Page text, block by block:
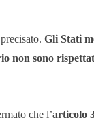
Gli Stati
non sono
che l’articolo